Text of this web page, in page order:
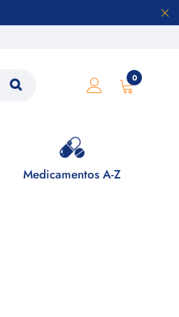
0
Medicamentos A-Z